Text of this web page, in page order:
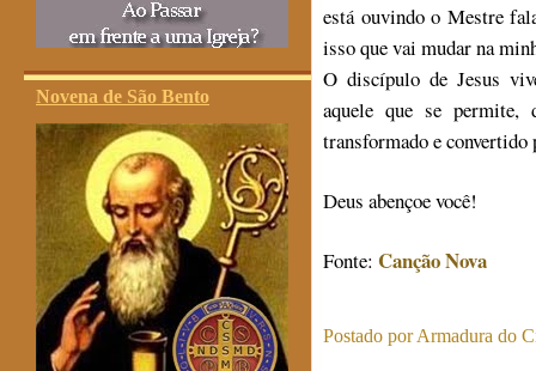
Novena de São Bento
está ouvindo o Mestre
isso que vai mudar na
O discípulo de Jesus
aquele que se
transformado e convertido
Deus abençoe você!
Fonte: Canção Nova
Postado porArmadura do